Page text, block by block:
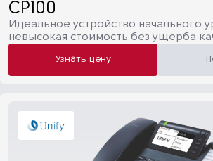
CP100
Идеальное устройство начального
невысокая стоимость без ущерба
Узнать цену